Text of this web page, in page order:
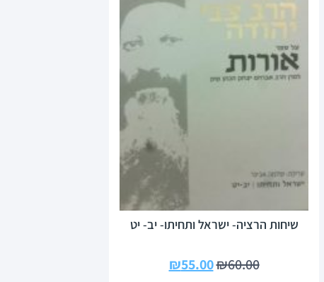
שיחות הרציה- ישראל ותחיתו- יב- יט
₪60.00
₪55.00